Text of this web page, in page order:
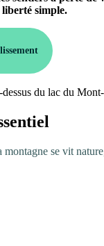
liberté simple.
se vit